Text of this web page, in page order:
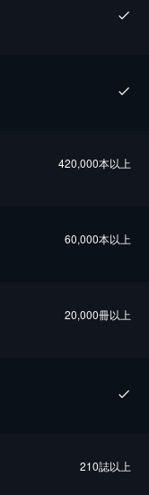
420,000本以上
60,000本以上
20,000冊以上
210誌以上